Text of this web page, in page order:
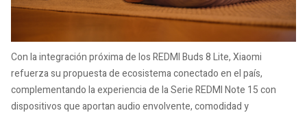
Con la integración próxima de los REDMI Buds 8 Lite, Xiaomi
refuerza su propuesta de ecosistema conectado en el país,
complementando la experiencia de la Serie REDMI Note 15 con
dispositivos que aportan audio envolvente, comodidad y